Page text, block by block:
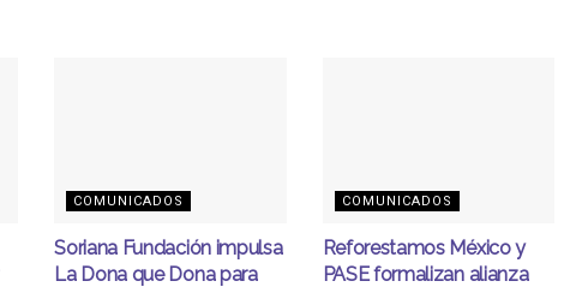
COMUNICADOS
Soriana Fundación impulsa
La Dona que Dona para
COMUNICADOS
Reforestamos México y
PASE formalizan alianza